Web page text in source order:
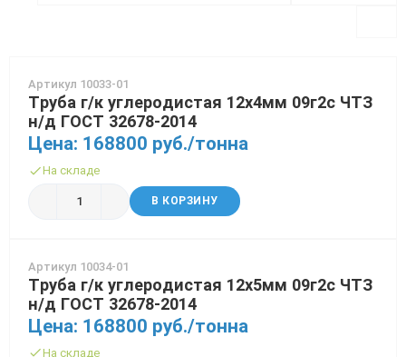
Артикул 10033-01
Труба г/к углеродистая 12х4мм 09г2с ЧТЗ
н/д ГОСТ 32678-2014
Цена: 168800 руб./тонна
На складе
В КОРЗИНУ
Артикул 10034-01
Труба г/к углеродистая 12х5мм 09г2с ЧТЗ
н/д ГОСТ 32678-2014
Цена: 168800 руб./тонна
На складе
100x100 мм
Труба котельная
Труба крекинговая
Труба магистральная
Труба насосно-компрессорная (НКТ)
Труба обсадная
Труба спиралешовная
16 мм
18 мм
20 мм
Проволока наплавочная
Проволока оцинкованная
Проволока полиграфическая
Проволока с полимерным покрытием
Проволока гвоздильная